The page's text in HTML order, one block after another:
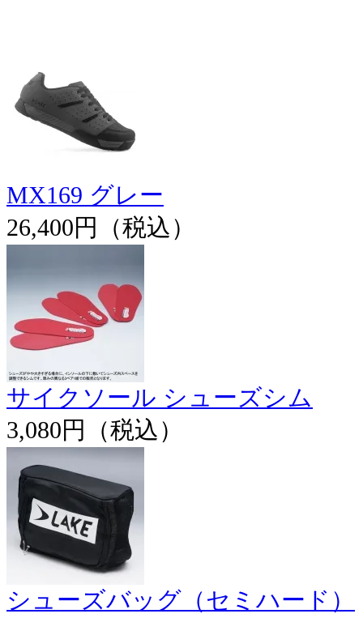
MX169 グレー
26,400円（税込）
サイクソール シューズシム
3,080円（税込）
シューズバッグ（セミハード）